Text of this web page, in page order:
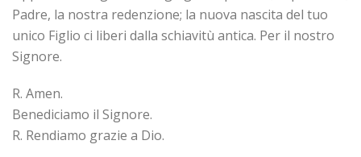
Padre, la nostra redenzione; la nuova nascita del tuo
unico Figlio ci liberi dalla schiavitù antica. Per il nostro
Signore.
R. Amen.
Benediciamo il Signore.
R. Rendiamo grazie a Dio.